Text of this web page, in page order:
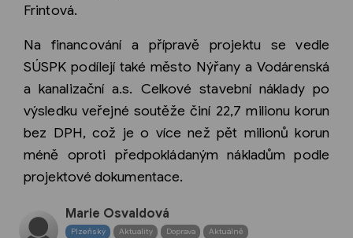
Frintová.
Na financování a přípravě projektu se vedle
SÚSPK podílejí také město Nýřany a Vodárenská
a kanalizační a.s. Celkové stavební náklady po
výsledku veřejné soutěže činí 22,7 milionu korun
bez DPH, což je o více než pět milionů korun
méně oproti předpokládaným nákladům podle
projektové dokumentace.
Marie Osvaldová
Plzeňský Aktuality Doprava Aktuálně